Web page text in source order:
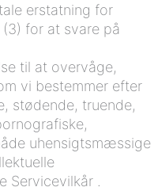
erstatning for
for at svare på
til at overvåge,
vi bestemmer efter
stødende, truende,
uhensigtsmæssige
Servicevilkår .